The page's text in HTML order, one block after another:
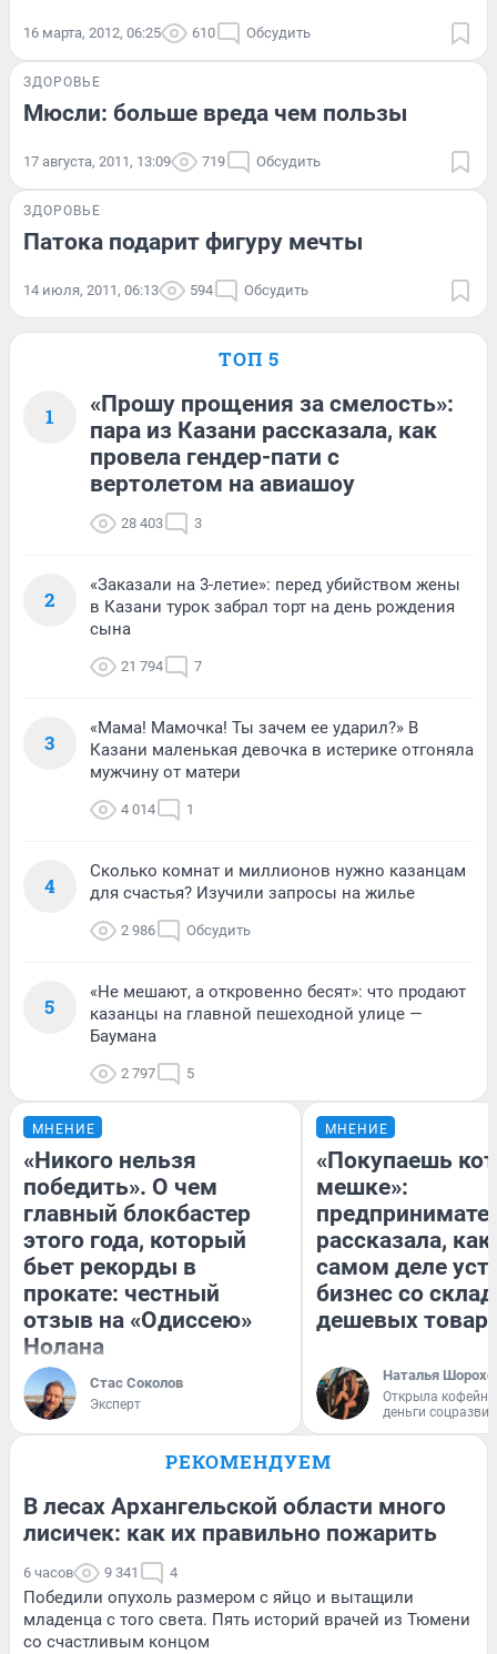
16 марта, 2012, 06:25 610 Обсудить
ЗДОРОВЬЕ
Мюсли: больше вреда чем пользы
17 августа, 2011, 13:09 719 Обсудить
ЗДОРОВЬЕ
Патока подарит фигуру мечты
14 июля, 2011, 06:13 594 Обсудить
ТОП 5
1
«Прошу прощения за смелость»:
пара из Казани рассказала, как
провела гендер-пати с
вертолетом на авиашоу
28 403 3
2
«Заказали на 3-летие»: перед убийством жены
в Казани турок забрал торт на день рождения
сына
21 794 7
3
«Мама! Мамочка! Ты зачем ее ударил?» В
Казани маленькая девочка в истерике отгоняла
мужчину от матери
4 014 1
4
Сколько комнат и миллионов нужно казанцам
для счастья? Изучили запросы на жилье
2 986 Обсудить
5
«Не мешают, а откровенно бесят»: что продают
казанцы на главной пешеходной улице —
Баумана
2 797 5
МНЕНИЕ
«Никого нельзя
победить». О чем
главный блокбастер
этого года, который
бьет рекорды в
прокате: честный
отзыв на «Одиссею»
Нолана
Стас Соколов
Эксперт
МНЕНИЕ
«Покупаешь
мешке»:
рассказала, как
самом деле
бизнес со
дешевых
Наталья
Открыла
деньги
РЕКОМЕНДУЕМ
В лесах Архангельской области много
лисичек: как их правильно пожарить
6 часов 9 341 4
Победили опухоль размером с яйцо и вытащили
младенца с того света. Пять историй врачей из Тюмени
со счастливым концом